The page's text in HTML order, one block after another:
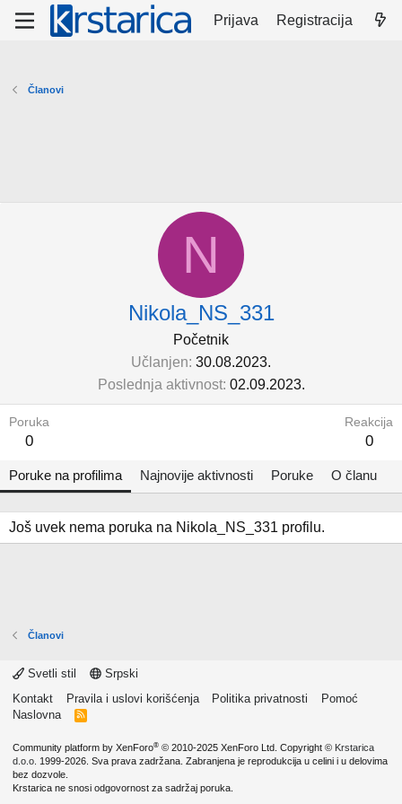
Prijava Registracija
Članovi
N
Nikola_NS_331
Početnik
Učlanjen 30.08.2023.
Poslednja aktivnost 02.09.2023.
Poruka
0
Reakcija
0
Poruke na profilima Najnovije aktivnosti Poruke O članu
Još uvek nema poruka na Nikola_NS_331 profilu.
Članovi
Svetli stil
Srpski
Kontakt
Pravila i uslovi korišćenja Politika privatnosti
Pomoć
Naslovna
R
Community platform by XenForo® © 2010-2025 XenForo Ltd. Copyright © Krstarica
d.o.o. 1999-2026. Sva prava zadržana. Zabranjena je reprodukcija u celini i u delovima
bez dozvole.
Krstarica ne snosi odgovornost za sadržaj poruka.